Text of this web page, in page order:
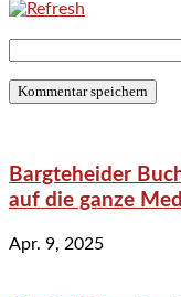
Bargteheider
auf die ganze
Apr. 9, 2025